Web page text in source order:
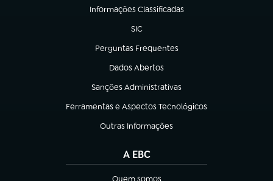
Informações Classificadas
(abre em nova aba)
SIC
(abre em nova aba)
Perguntas Frequentes
(abre em nova aba)
Dados Abertos
(abre em nova aba)
Sanções Administrativas
(abre em nova aba)
Ferramentas e Aspectos Tecnológicos
(abre em nova aba)
Outras Informações
(abre em nova aba)
A EBC